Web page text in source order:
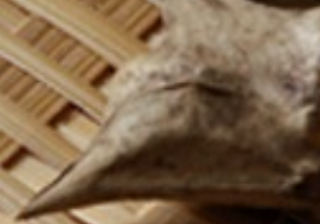
リンク集
語
中文
어